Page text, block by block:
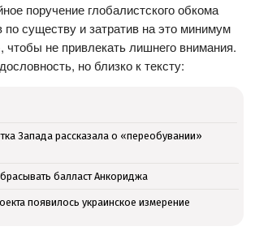
поручение глобалистского обкома
по существу и затратив на это минимум
не привлекать лишнего внимания.
но близко к тексту:
Запада рассказала о «переобувании»
балласт Анкориджа
появилось украинское измерение